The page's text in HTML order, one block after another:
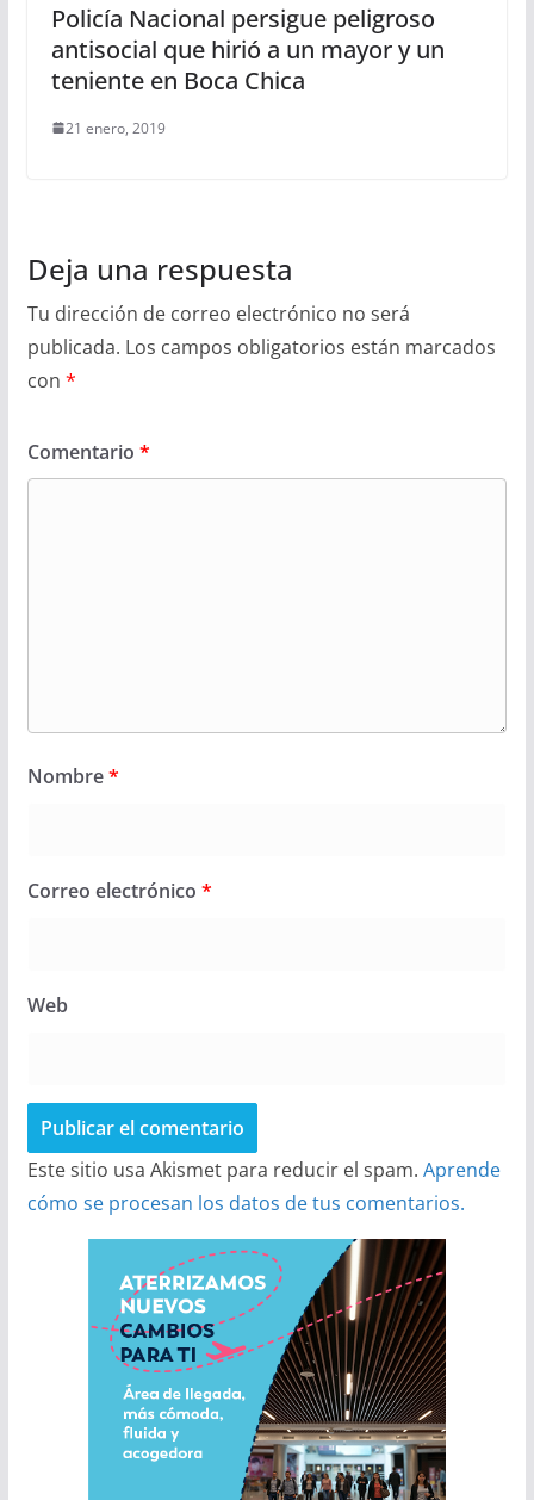
Policía Nacional persigue peligroso
antisocial que hirió a un mayor y un
teniente en Boca Chica
21 enero, 2019
Deja una respuesta
Tu dirección de correo electrónico no será
publicada. Los campos obligatorios están marcados
con *
Comentario *
Nombre*
Correo electrónico *
Web
Este sitio usa Akismet para reducir el spam. Aprende
cómo se procesan los datos de tus comentarios.